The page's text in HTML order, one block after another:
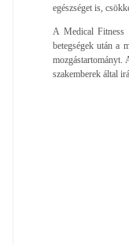
egészséget is,
A Medical Fitness
betegségek után a
mozgástartományt.
szakemberek által